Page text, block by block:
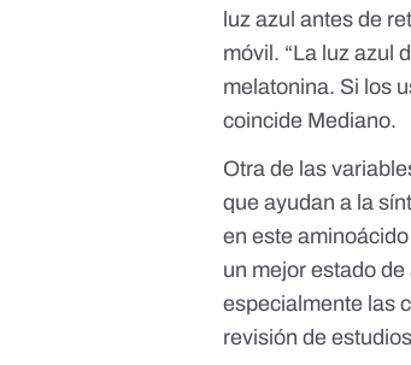
luz azul antes de
móvil. “La luz azul
melatonina. Si los
coincide Mediano.
Otra de las
que ayudan a la
en este
un mejor estado
especialmente las
revisión de